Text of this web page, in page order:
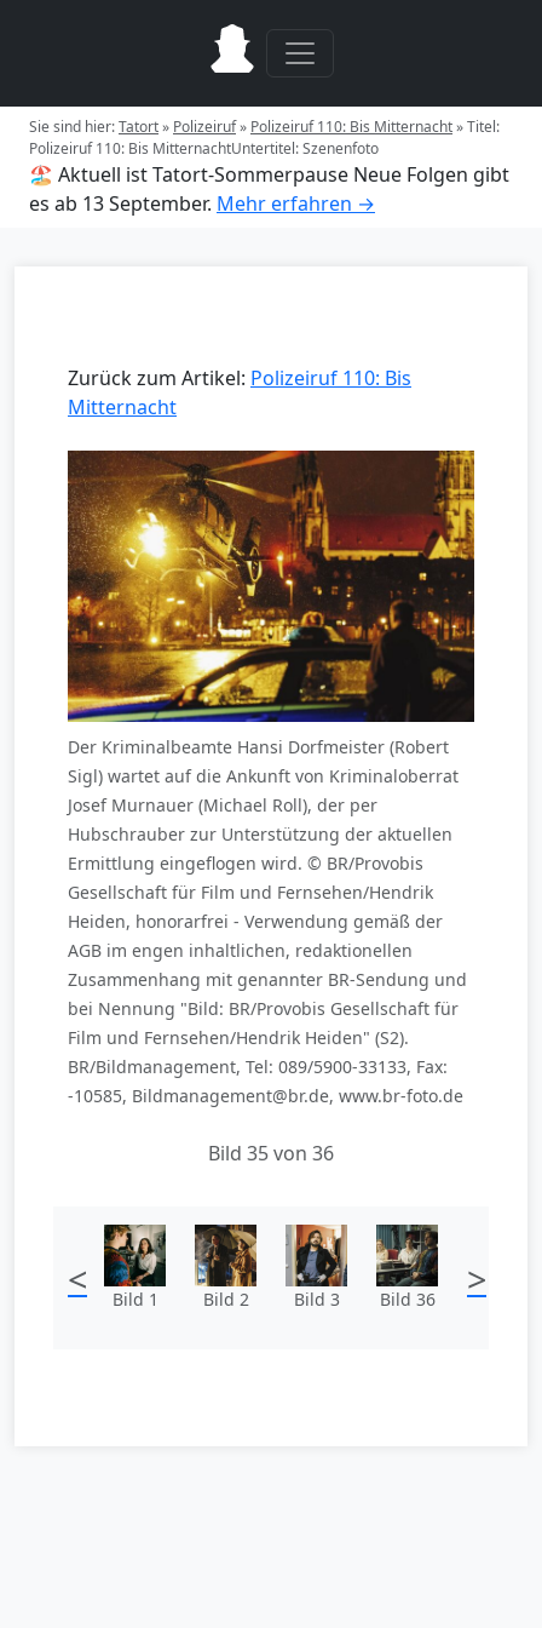
Sie sind hier:Tatort» Polizeiruf» Polizeiruf 110: Bis Mitternacht»Titel:
Polizeiruf 110: Bis MitternachtUntertitel: Szenenfoto
🏖️ Aktuell ist Tatort-Sommerpause Neue Folgen gibt
es ab 13 September. Mehr erfahren →
Zurück zum Artikel: Polizeiruf 110: Bis
Mitternacht
Der Kriminalbeamte Hansi Dorfmeister (Robert
Sigl) wartet auf die Ankunft von Kriminaloberrat
Josef Murnauer (Michael Roll), der per
Hubschrauber zur Unterstützung der aktuellen
Ermittlung eingeflogen wird. © BR/Provobis
Gesellschaft für Film und Fernsehen/Hendrik
Heiden, honorarfrei - Verwendung gemäß der
AGB im engen inhaltlichen, redaktionellen
Zusammenhang mit genannter BR-Sendung und
bei Nennung "Bild: BR/Provobis Gesellschaft für
Film und Fernsehen/Hendrik Heiden" (S2).
BR/Bildmanagement, Tel: 089/5900-33133, Fax:
-10585, Bildmanagement@br.de, www.br-foto.de
Bild 35 von 36
< Bild 1 Bild 2 Bild 3 Bild 36 >